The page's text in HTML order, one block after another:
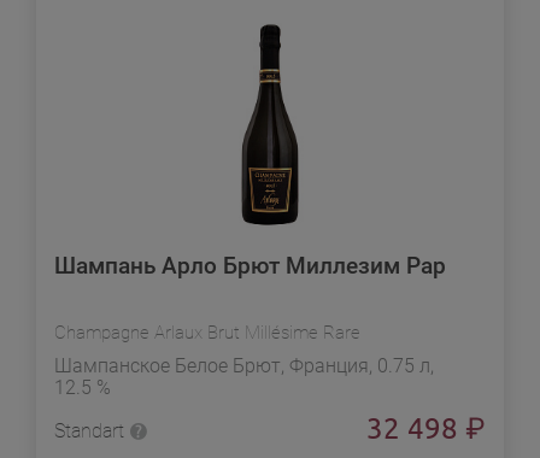
Шампань Арло Брют Миллезим Рар
Champagne Arlaux Brut Millésime Rare
Шампанское Белое Брют, Франция, 0.75 л,
12.5 %
Standart
32 498 ₽